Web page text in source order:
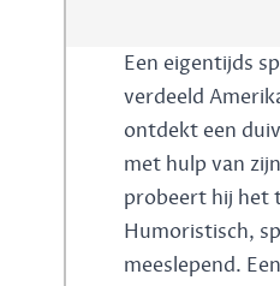
Een eigentijds
verdeeld
ontdekt een
met hulp van
probeert hij het
Humoristisch,
meeslepend.